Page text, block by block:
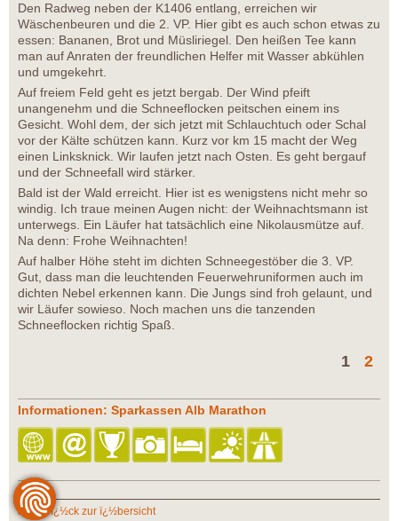
Den Radweg neben der K1406 entlang, erreichen wir
Wäschenbeuren und die 2. VP. Hier gibt es auch schon etwas zu
essen: Bananen, Brot und Müsliriegel. Den heißen Tee kann
man auf Anraten der freundlichen Helfer mit Wasser abkühlen
und umgekehrt.
Auf freiem Feld geht es jetzt bergab. Der Wind pfeift
unangenehm und die Schneeflocken peitschen einem ins
Gesicht. Wohl dem, der sich jetzt mit Schlauchtuch oder Schal
vor der Kälte schützen kann. Kurz vor km 15 macht der Weg
einen Linksknick. Wir laufen jetzt nach Osten. Es geht bergauf
und der Schneefall wird stärker.
Bald ist der Wald erreicht. Hier ist es wenigstens nicht mehr so
windig. Ich traue meinen Augen nicht: der Weihnachtsmann ist
unterwegs. Ein Läufer hat tatsächlich eine Nikolausmütze auf.
Na denn: Frohe Weihnachten!
Auf halber Höhe steht im dichten Schneegestöber die 3. VP.
Gut, dass man die leuchtenden Feuerwehruniformen auch im
dichten Nebel erkennen kann. Die Jungs sind froh gelaunt, und
wir Läufer sowieso. Noch machen uns die tanzenden
Schneeflocken richtig Spaß.
1 2
Informationen: Sparkassen Alb Marathon
zurï¿½ck zur ï¿½bersicht